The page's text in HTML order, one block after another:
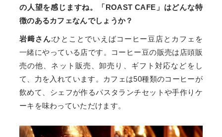
の人望を感じますね。「ROAST CAFE」はどんな特
徴のあるカフェなんでしょうか？
岩﨑さん:ひとことでいえばコーヒー豆店とカフェを
一緒にやっている店です。コーヒー豆の販売は店頭販
売の他、ネット販売、卸売り、ギフト対応などをし
て、力を入れています。カフェは50種類のコーヒーが
飲めて、シェフが作るパスタランチセットや手作りケ
ーキを味わっていただけます。